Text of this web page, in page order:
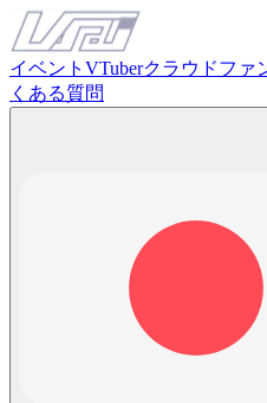
イベント VTuberクラウドファ
くある質問